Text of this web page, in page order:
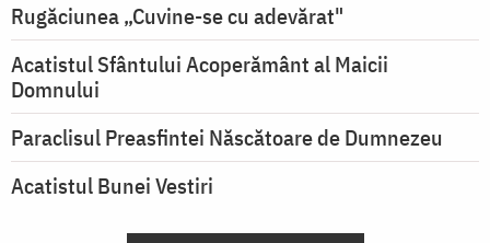
Rugăciunea „Cuvine-se cu adevărat"
Acatistul Sfântului Acoperământ al Maicii
Domnului
Paraclisul Preasfintei Născătoare de Dumnezeu
Acatistul Bunei Vestiri